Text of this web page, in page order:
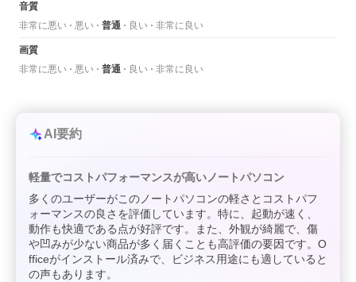
音質
非常に悪い
悪い 普通 良い 非常に良い
画質
非常に悪い
悪い 普通 良い 非常に良い
AI要約
軽量でコストパフォーマンスが高いノートパソコン
多くのユーザーがこのノートパソコンの軽さとコストパフ
ォーマンスの良さを評価しています。特に、起動が速く、
動作も快適である点が好評です。また、外観が綺麗で、傷
や凹みが少ない商品が多く届くことも高評価の要因です。O
fficeがインストール済みで、ビジネス用途にも適していると
の声もあります。